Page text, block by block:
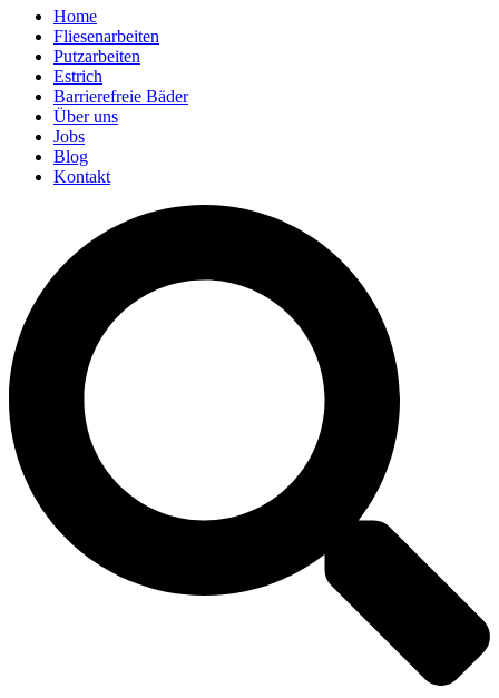
Home
Fliesenarbeiten
Putzarbeiten
Estrich
Barrierefreie Bäder
Über uns
Jobs
Blog
Kontakt